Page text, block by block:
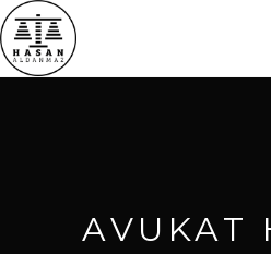
AVUKAT